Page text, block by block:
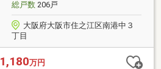
総戸数206戸
大阪府大阪市住之江区南港中３
丁目
1,180万円